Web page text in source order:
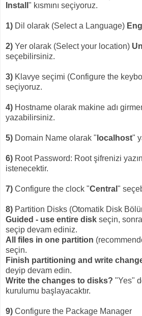
Install " kısmını seçiyoruz.
1) Dil olarak (Select a Language)
2) Yer olarak (Select your location)
seçebilirsiniz.
3) Klavye seçimi (Configure the
seçiyoruz.
4) Hostname olarak makine adı
yazabilirsiniz.
5) Domain Name olarak " localhost"
6) Root Password: Root şifrenizi
istenecektir.
7) Configure the clock "Central "
8) Partition Disks (Otomatik Disk
Guided - use entire disk seçin,
seçip devam ediniz.
All files in one partition
seçin.
Finish partitioning and write
deyip devam edin.
Write the changes to disks? "Yes"
kurulumu başlayacaktır.
9) Configure the Package Manager